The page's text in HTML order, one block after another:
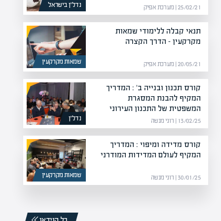
נדל”ן בישראל 25/02/21 | מערכת אפיק
שמאות מקרקעין
תנאי קבלה ללימודי שמאות
מקרקעין – הדרך הקצרה
20/05/21 | מערכת אפיק
נדל”ן
קורס תכנון ובנייה ב' : המדריך
המקיף להבנת המסגרת
המשפטית של התכנון העירוני
13/02/25 | רוני מנשה
שמאות מקרקעין
קורס מדידה ומיפוי : המדריך
המקיף לעולם המדידות המודרני
30/01/25 | רוני מנשה